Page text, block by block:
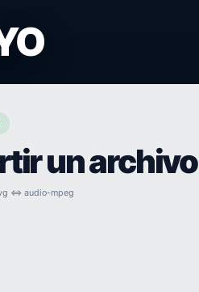
un archivo
⇔ audio-mpeg